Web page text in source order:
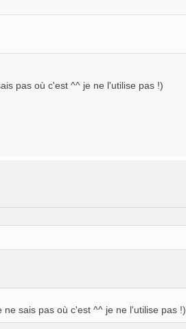
pas où c'est ^^ je ne l'utilise pas !)
sais pas où c'est ^^ je ne l'utilise pas !)